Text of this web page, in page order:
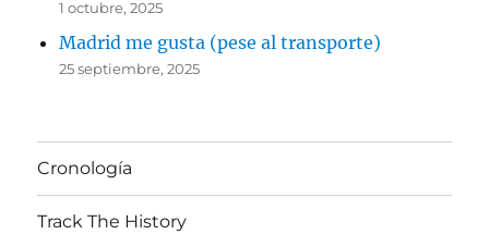
1 octubre, 2025
Madrid me gusta (pese al transporte)
25 septiembre, 2025
Cronología
Track The History